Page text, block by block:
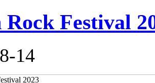
Rock Festival
14